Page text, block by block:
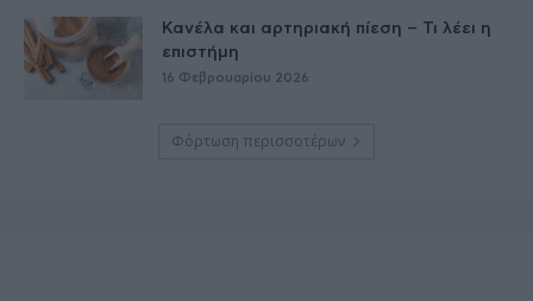
Κανέλα και αρτηριακή πίεση – Τι λέει η
επιστήμη
16 Φεβρουαρίου 2026
Φόρτωση περισσοτέρων